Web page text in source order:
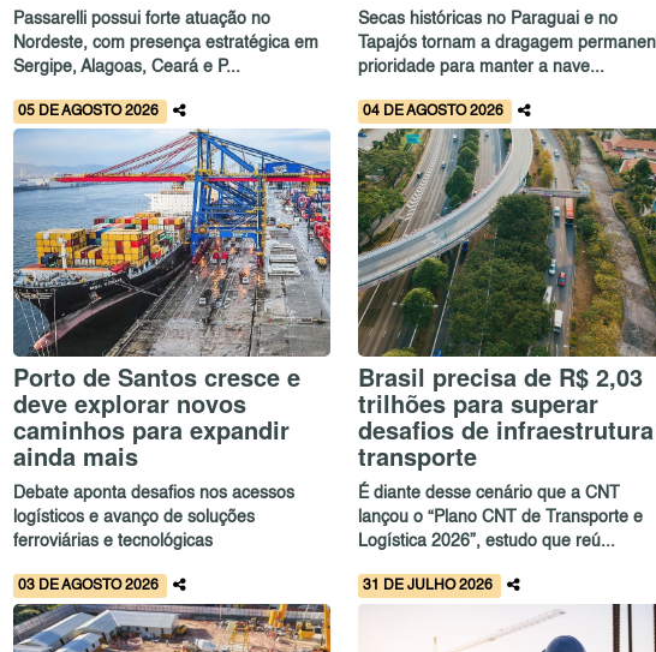
Passarelli possui forte atuação no
Nordeste, com presença estratégica em
Sergipe, Alagoas, Ceará e P...
Secas históricas no Paraguai e no
Tapajós tornam a dragagem
prioridade para manter a nave...
05 DE AGOSTO 2026
Porto de Santos cresce e
deve explorar novos
caminhos para expandir
ainda mais
Debate aponta desafios nos acessos
logísticos e avanço de soluções
ferroviárias e tecnológicas
04 DE AGOSTO 2026
Brasil precisa de R$ 2,03
trilhões para superar
desafios de
transporte
É diante desse cenário que a CNT
lançou o “Plano CNT de Transporte e
Logística 2026”, estudo que reú...
03 DE AGOSTO 2026 31 DE JULHO 2026